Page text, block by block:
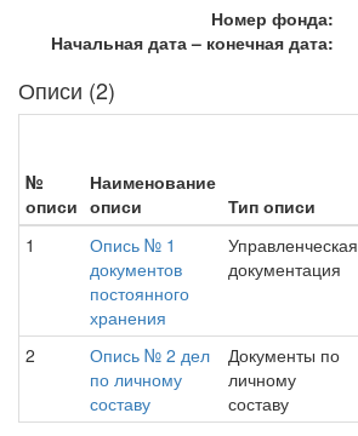
Номер фонда:
Начальная дата – конечная дата:
Описи (2)
№
описи
Наименование
описи
Тип описи
1
Опись № 1
документов
постоянного
хранения
Управленческая
документация
2
Опись № 2 дел
по личному
составу
Документы по
личному
составу